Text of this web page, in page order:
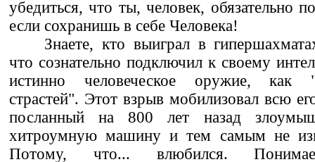
убедиться, что ты, человек, обязательно
если сохранишь в себе Человека!
Знаете, кто выиграл в
что сознательно подключил к своему
истинно человеческое оружие, как
страстей". Этот взрыв мобилизовал всю
посланный на 800 лет назад
хитроумную машину и тем самым не
Потому, что... влюбился.